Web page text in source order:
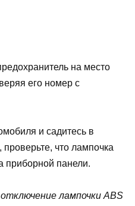
на место
его номер с
и садитесь в
что лампочка
приборной панели.
лампочки ABS